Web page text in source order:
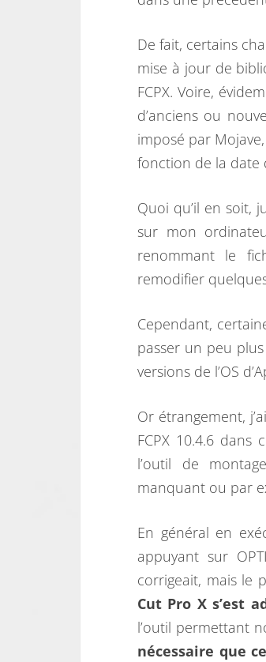
De fait, certains
mise à jour de
FCPX. Voire,
d’anciens ou
imposé par
fonction de la date
Quoi qu’il en soit,
sur mon
renommant le
remodifier
Cependant,
passer un peu
versions de l’OS
Or étrangement,
FCPX 10.4.6
l’outil de
manquant ou par
En général en
appuyant sur
corrigeait, mais le
Cut Pro X s’est
l’outil permettant
nécessaire que